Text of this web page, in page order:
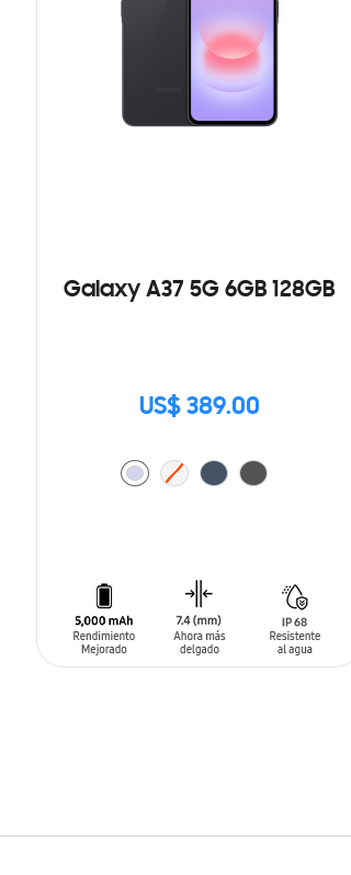
Galaxy A37 5G 6GB 128GB
US$ 389.00